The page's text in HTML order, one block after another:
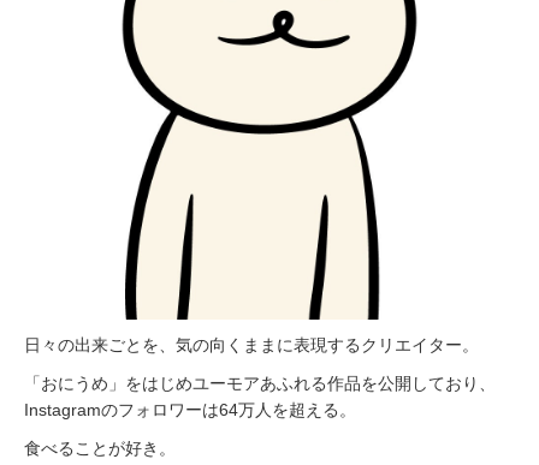
日々の出来ごとを、気の向くままに表現するクリエイター。
「おにうめ」をはじめユーモアあふれる作品を公開しており、
Instagramのフォロワーは64万人を超える。
食べることが好き。